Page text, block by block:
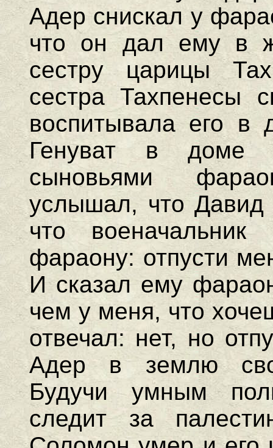
Адер снискал у
что он дал ему в
сестру царицы
сестра Тахпенесы
воспитывала его
Генуват в доме
сыновьями
услышал, что
что
фараону: отпусти
И сказал ему
чем у меня, что
отвечал: нет, но
Адер в землю
Будучи умным
следит за